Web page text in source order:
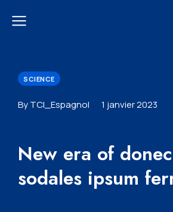
SCIENCE
By TCI_Espagnol 1 janvier 2023
New era of
sodales ipsum